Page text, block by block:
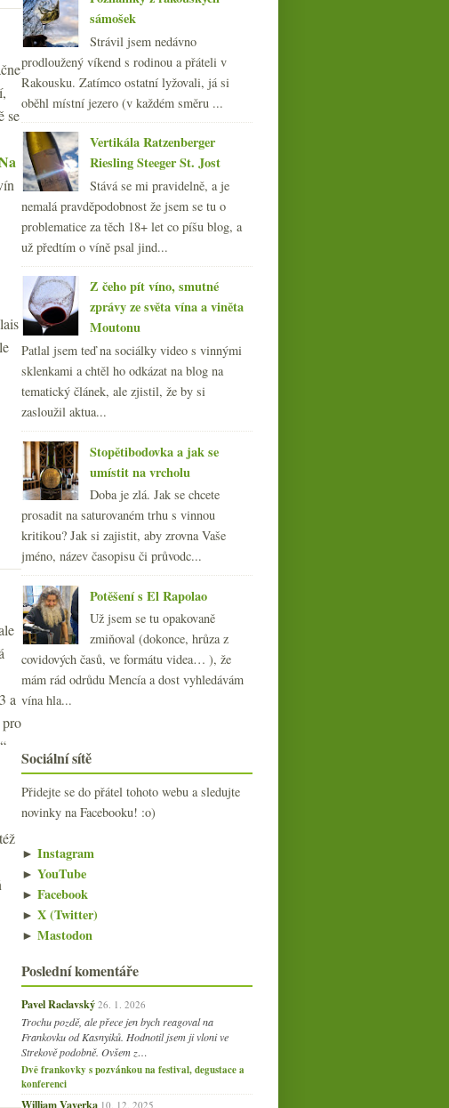
se
a
sámošek
Strávil jsem nedávno
prodloužený víkend s rodinou a přáteli v
Rakousku. Zatímco ostatní lyžovali, já si
oběhl místní jezero (v každém směru ...
Vertikála Ratzenberger
Riesling Steeger St. Jost
Stává se mi pravidelně, a je
nemalá pravděpodobnost že jsem se tu o
problematice za těch 18+ let co píšu blog, a
už předtím o víně psal jind...
Z čeho pít víno, smutné
zprávy ze světa vína a viněta
Moutonu
Patlal jsem teď na sociálky video s vinnými
sklenkami a chtěl ho odkázat na blog na
tematický článek, ale zjistil, že by si
zasloužil aktua...
Stopětibodovka a jak se
umístit na vrcholu
Doba je zlá. Jak se chcete
prosadit na saturovaném trhu s vinnou
kritikou? Jak si zajistit, aby zrovna Vaše
jméno, název časopisu či průvodc...
Potěšení s El Rapolao
Už jsem se tu opakovaně
zmiňoval (dokonce, hrůza z
covidových časů, ve formátu videa… ), že
mám rád odrůdu Mencía a dost vyhledávám
vína hla...
Sociální sítě
Přidejte se do přátel tohoto webu a sledujte
novinky na Facebooku! :o)
► Instagram
► YouTube
► Facebook
► X (Twitter)
► Mastodon
Poslední komentáře
Pavel Raclavský 26. 1. 2026
Trochu pozdě, ale přece jen bych reagoval na
Frankovku od Kasnyiků. Hodnotil jsem ji vloni ve
Strekově podobně. Ovšem z…
Dvě frankovky s pozvánkou na festival, degustace a
konferenci
William Vaverka 10. 12. 2025